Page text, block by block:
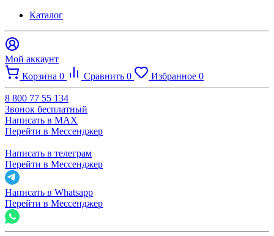
Каталог
Мой аккаунт
Корзина 0 Сравнить 0 Избранное 0
8 800 77 55 134
Звонок бесплатный
Написать в MAX
Перейти в Мессенджер
Написать в телеграм
Перейти в Мессенджер
Написать в Whatsapp
Перейти в Мессенджер